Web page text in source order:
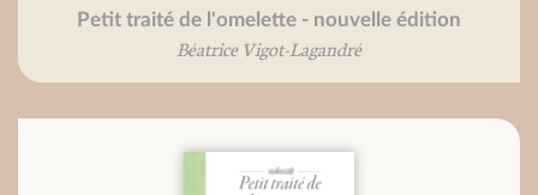
Petit traité de l'omelette - nouvelle édition
Béatrice Vigot-Lagandré